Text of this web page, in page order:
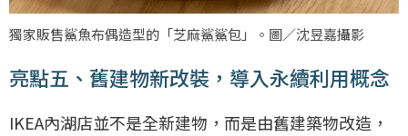
獨家販售鯊魚布偶造型的「芝麻鯊鯊包」。圖／沈昱嘉攝影
亮點五、舊建物新改裝，導入永續利用概念
IKEA內湖店並不是全新建物，而是由舊建築物改造，